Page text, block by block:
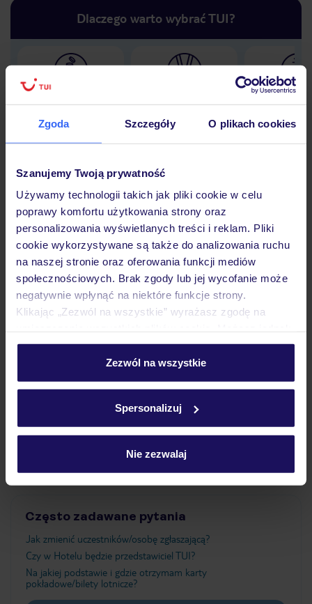
Zgoda Szczegóły O plikach cookies
Szanujemy Twoją prywatność
Używamy technologii takich jak pliki cookie w celu
poprawy komfortu użytkowania strony oraz
personalizowania wyświetlanych treści i reklam. Pliki
cookie wykorzystywane są także do analizowania ruchu
na naszej stronie oraz oferowania funkcji mediów
społecznościowych. Brak zgody lub jej wycofanie może
negatywnie wpłynąć na niektóre funkcje strony.
Klikając „Zezwól na wszystkie” wyrażasz zgodę na
personalizować swój wybór wchodząc w zakładkę
Szczegółowe informacje o plikach cookie znajdziesz
Zezwól na wszystkie
Spersonalizuj
Nie zezwalaj
Dlaczego warto wybrać TUI?
Lider niskich cen
podróży w Polsce
30 lat w
Hotel
Opinie
Pokoje
Ważne informacje
Często zadawane pytania
Jak zmienić uczestników/osobę zgłaszającą?
Czy w Hotelu będzie przedstawiciel TUI?
Na jakiej podstawie i gdzie otrzymam karty
pokładowe/bilety lotnicze?